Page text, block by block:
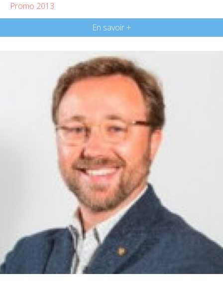
Promo 2013
En savoir +